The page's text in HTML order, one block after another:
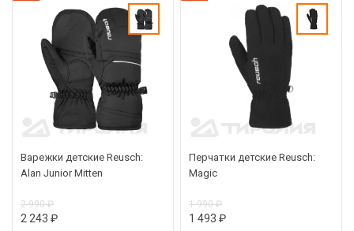
Варежки детские Reusch:
Alan Junior Mitten
2 990 ₽
2 243 ₽
Перчатки детские Reusch:
Magic
1 990 ₽
1 493 ₽